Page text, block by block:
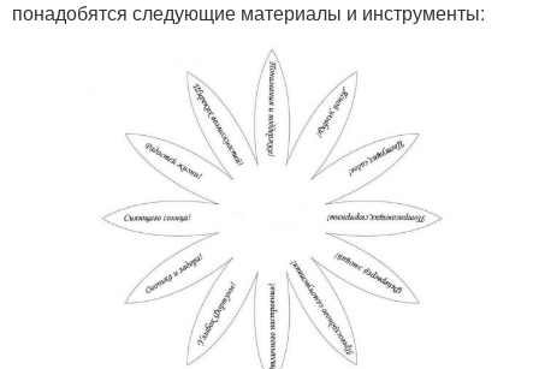
понадобятся следующие материалы и инструменты: